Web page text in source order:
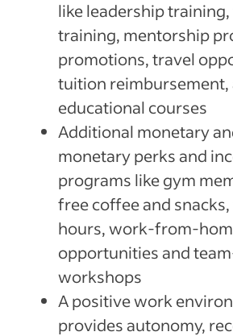
like leadership
training, mentorship
promotions, travel
tuition reimbursement,
educational courses
Additional monetary
monetary perks and
programs like gym
free coffee and
hours, work-from-
opportunities and
workshops
A positive work
provides autonomy,